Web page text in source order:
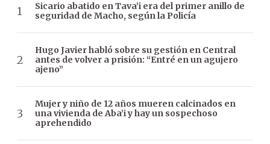
Sicario abatido en Tava’i era del primer anillo de
seguridad de Macho, según la Policía
Hugo Javier habló sobre su gestión en Central
antes de volver a prisión: “Entré en un agujero
ajeno”
Mujer y niño de 12 años mueren calcinados en
una vivienda de Aba’i y hay un sospechoso
aprehendido